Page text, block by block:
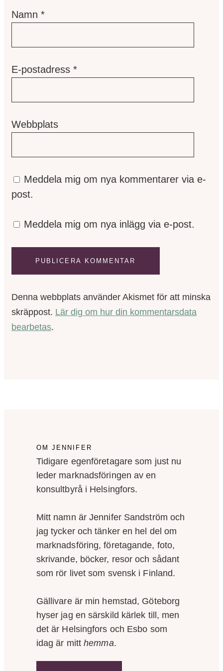
Namn *
E-postadress *
Webbplats
Meddela mig om nya kommentarer via e-
post.
Meddela mig om nya inlägg via e-post.
Denna webbplats använder Akismet för att minska
skräppost. Lär dig om hur din kommentarsdata
bearbetas.
OM JENNIFER
Tidigare egenföretagare som just nu
leder marknadsföringen av en
konsultbyrå i Helsingfors.
Mitt namn är Jennifer Sandström och
jag tycker och tänker en hel del om
marknadsföring, företagande, foto,
skrivande, böcker, resor och sådant
som rör livet som svensk i Finland.
Gällivare är min hemstad, Göteborg
hyser jag en särskild kärlek till, men
det är Helsingfors och Esbo som
idag är mitthemma.